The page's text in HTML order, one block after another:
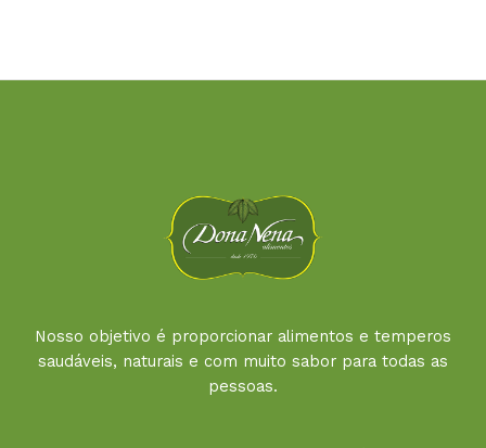
Nosso objetivo é proporcionar alimentos e temperos
saudáveis, naturais e com muito sabor para todas as
pessoas.